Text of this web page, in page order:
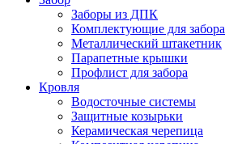
Заборы из ДПК
Комплектующие для забора
Металлический штакетник
Парапетные крышки
Профлист для забора
Кровля
Водосточные системы
Защитные козырьки
Керамическая черепица